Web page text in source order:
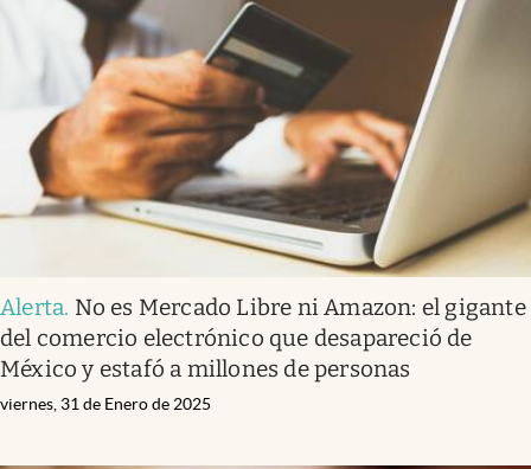
Alerta. No es Mercado Libre ni Amazon: el gigante
del comercio electrónico que desapareció de
México y estafó a millones de personas
viernes, 31 de Enero de 2025